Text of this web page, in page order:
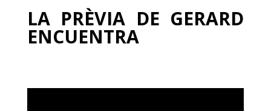
LA PRÈVIA DE GERARD
ENCUENTRA